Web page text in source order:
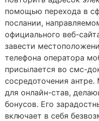
помощью перехода в
послании,
официального веб-
завести
телефона оператора
присылается во смс-
сосредоточения
для онлайн-став,
бонусов. Его
включает в себя